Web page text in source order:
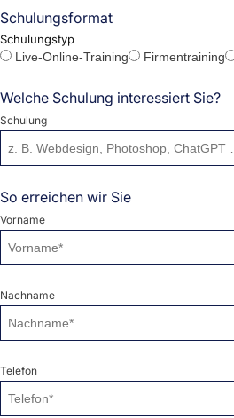
Schulungsformat
Schulungstyp
Live-Online-Training
Firmentraining
Welche Schulung interessiert Sie?
Schulung
So erreichen wir Sie
Vorname
Nachname
Telefon